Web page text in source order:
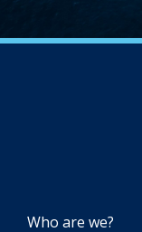
Who are we?